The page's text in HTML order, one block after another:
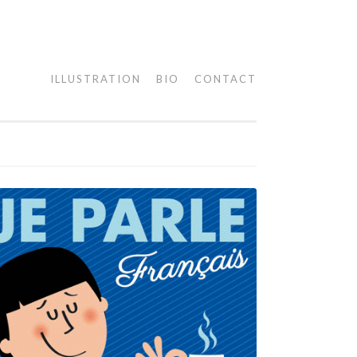
ILLUSTRATION BIO CONTACT